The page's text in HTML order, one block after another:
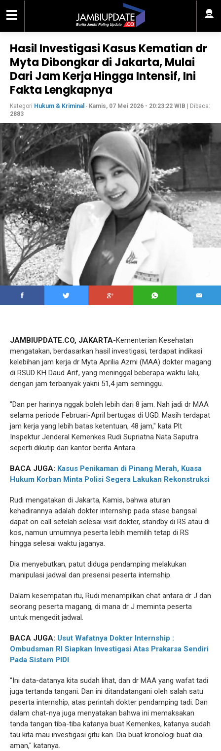
Hasil Investigasi Kasus Kematian dr
Myta Dibongkar di Jakarta, Mulai
Dari Jam Kerja Hingga Intensif, Ini
Fakta Lengkapnya
Kategori Hukum & Kriminal - Kamis, 07 Mei 2026 - 20:23:22 WIB | Dibaca:
2883
JAMBIUPDATE.CO, JAKARTA-Kementerian Kesehatan
mengatakan, berdasarkan hasil investigasi, terdapat indikasi
kelebihan jam kerja dr Myta Aprilia Azmi (MAA) dokter magang
di RSUD KH Daud Arif, yang meninggal beberapa waktu lalu,
dengan jam terbanyak yakni 51,4 jam seminggu.
"Dan per harinya nggak boleh lebih dari 8 jam. Nah jadi dr MAA
selama periode Februari-April bertugas di UGD. Masih terdapat
jam kerja yang lebih batas ketentuan, 48 jam," kata Plt
Inspektur Jenderal Kemenkes Rudi Supriatna Nata Saputra
seperti dikutip dari kantor berita Antara.
BACA JUGA: Kasus Penikaman di Pinang Merah, Kuasa
Hukum Korban Minta Polisi Segera Lakukan Rekonstruksi
Rudi mengatakan di Jakarta, Kamis, bahwa aturan
kehadirannya adalah dokter internship pada stase bangsal
dapat on call setelah selesai visit dokter, standby di RS atau di
kos, namun umumnya peserta lebih memilih tetap di RS
hingga selesai waktu jaganya.
Dia menyebutkan, patut diduga pendamping melakukan
manipulasi jadwal dan presensi peserta internship.
Dalam kesempatan itu, Rudi menampilkan chat antara dr J dan
seorang peserta magang, di mana dr J meminta peserta
untuk mengedit jadwal.
BACA JUGA: Usut Wafatnya Dokter Internship :
Ombudsman RI Siapkan Investigasi Atas Prakarsa Sendiri
Pada Sistem PIDI
"Ini data-datanya kita sudah lihat, dan dr MAA yang wafat tadi
juga tertanda tangani. Dan ini ditandatangani oleh salah satu
peserta internship, atas perintah dokter pendamping tadi. Dan
dalam chat-nya juga menyatakan bahwa ini memaksakan
tanda tangan tiba-tiba katanya buat Kemenkes, katanya sudah
tau kita mau investigasi gitu kan. Dia buat kronologi buat dia
aman," katanya.